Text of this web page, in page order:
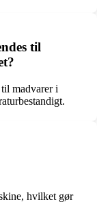
til
madvarer i
hvilket gør